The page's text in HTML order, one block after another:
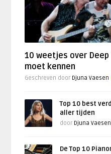
10 weetjes over
moet kennen
Geschreven door Djuna Vaesen
Top 10 best
aller tijden
door Djuna Vaesen
De Top 10